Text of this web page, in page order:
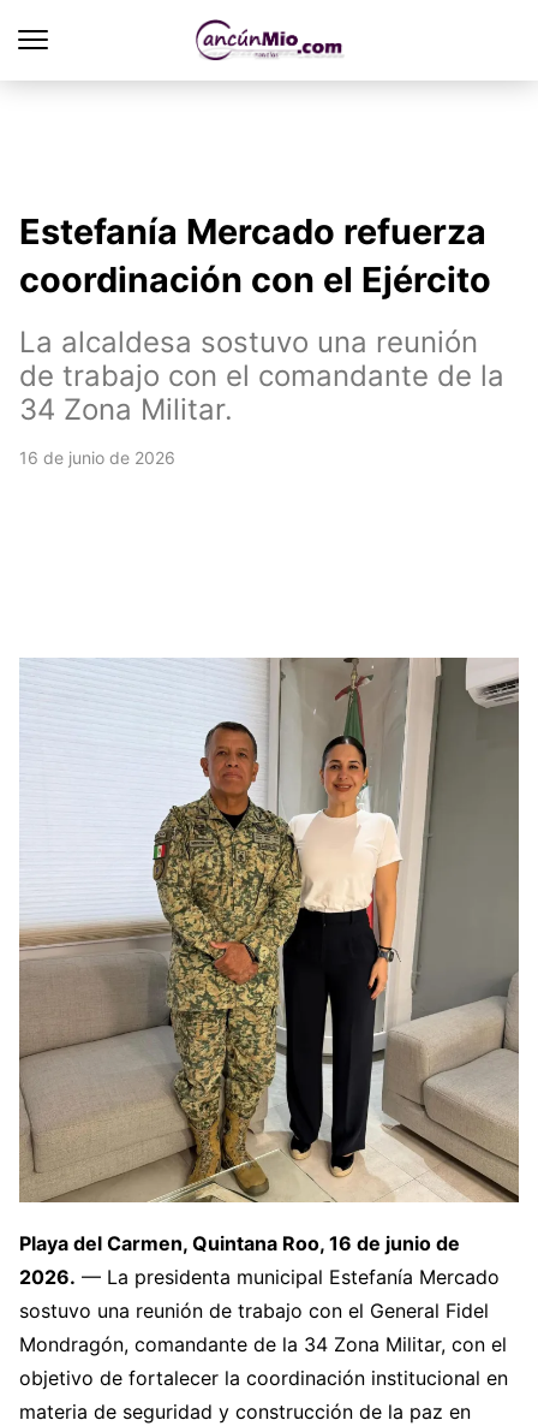
Estefanía Mercado refuerza
coordinación con el Ejército
La alcaldesa sostuvo una reunión
de trabajo con el comandante de la
34 Zona Militar.
16 de junio de 2026
Playa del Carmen, Quintana Roo, 16 de junio de
2026. — La presidenta municipal Estefanía Mercado
sostuvo una reunión de trabajo con el General Fidel
Mondragón, comandante de la 34 Zona Militar, con el
objetivo de fortalecer la coordinación institucional en
materia de seguridad y construcción de la paz en